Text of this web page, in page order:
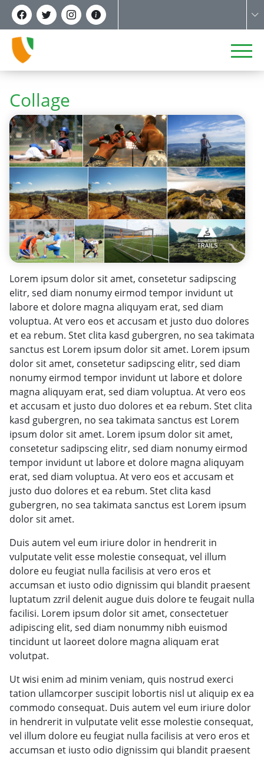
Collage
Lorem ipsum dolor sit amet, consetetur sadipscing
elitr, sed diam nonumy eirmod tempor invidunt ut
labore et dolore magna aliquyam erat, sed diam
voluptua. At vero eos et accusam et justo duo dolores
et ea rebum. Stet clita kasd gubergren, no sea takimata
sanctus est Lorem ipsum dolor sit amet. Lorem ipsum
dolor sit amet, consetetur sadipscing elitr, sed diam
nonumy eirmod tempor invidunt ut labore et dolore
magna aliquyam erat, sed diam voluptua. At vero eos
et accusam et justo duo dolores et ea rebum. Stet clita
kasd gubergren, no sea takimata sanctus est Lorem
ipsum dolor sit amet. Lorem ipsum dolor sit amet,
consetetur sadipscing elitr, sed diam nonumy eirmod
tempor invidunt ut labore et dolore magna aliquyam
erat, sed diam voluptua. At vero eos et accusam et
justo duo dolores et ea rebum. Stet clita kasd
gubergren, no sea takimata sanctus est Lorem ipsum
dolor sit amet.
Duis autem vel eum iriure dolor in hendrerit in
vulputate velit esse molestie consequat, vel illum
dolore eu feugiat nulla facilisis at vero eros et
accumsan et iusto odio dignissim qui blandit praesent
luptatum zzril delenit augue duis dolore te feugait nulla
facilisi. Lorem ipsum dolor sit amet, consectetuer
adipiscing elit, sed diam nonummy nibh euismod
tincidunt ut laoreet dolore magna aliquam erat
volutpat.
Ut wisi enim ad minim veniam, quis nostrud exerci
tation ullamcorper suscipit lobortis nisl ut aliquip ex ea
commodo consequat. Duis autem vel eum iriure dolor
in hendrerit in vulputate velit esse molestie consequat,
vel illum dolore eu feugiat nulla facilisis at vero eros et
accumsan et iusto odio dignissim qui blandit praesent